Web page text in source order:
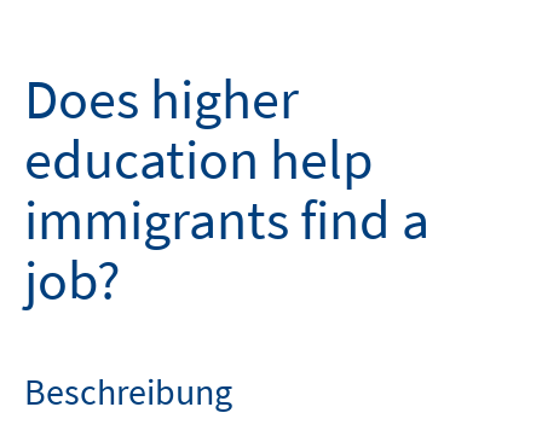
Does higher
education help
immigrants find a
job?
Beschreibung